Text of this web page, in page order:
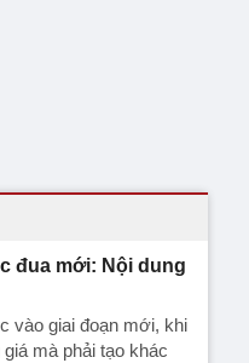
đua mới: Nội dung
vào giai đoạn mới, khi
mà phải tạo khác